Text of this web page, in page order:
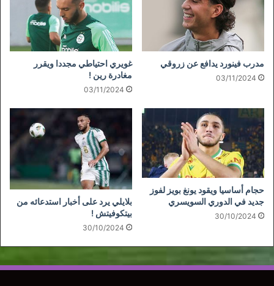
مدرب فينورد يدافع عن زروقي
03/11/2024
غويري احتياطي مجددا ويقرر
مغادرة رين !
03/11/2024
حجام أساسيا ويقود يونغ بويز لفوز
جديد في الدوري السويسري
30/10/2024
بلايلي يرد على أخبار استدعائه من
بيتكوفيتش !
30/10/2024